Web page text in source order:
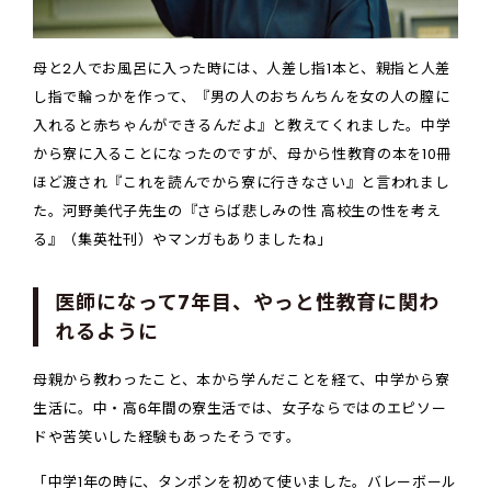
母と2人でお風呂に入った時には、人差し指1本と、親指と人差
し指で輪っかを作って、『男の人のおちんちんを女の人の膣に
入れると赤ちゃんができるんだよ』と教えてくれました。中学
から寮に入ることになったのですが、母から性教育の本を10冊
ほど渡され『これを読んでから寮に行きなさい』と言われまし
た。河野美代子先生の『さらば悲しみの性 高校生の性を考え
る』（集英社刊）やマンガもありましたね」
医師になって7年目、やっと性教育に関わ
れるように
母親から教わったこと、本から学んだことを経て、中学から寮
生活に。中・高6年間の寮生活では、女子ならではのエピソー
ドや苦笑いした経験もあったそうです。
「中学1年の時に、タンポンを初めて使いました。バレーボール